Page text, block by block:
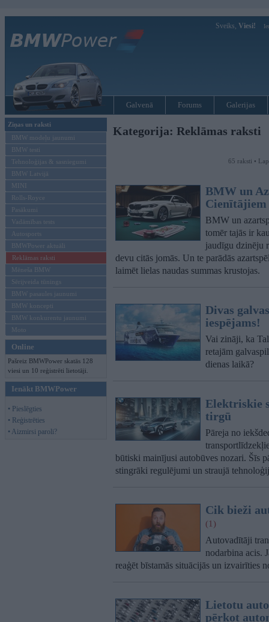
Sveiks, Viesi!
Galvenā Forums Galerijas
Ziņas un raksti
BMW modeļu jaunumi
BMW testi
Tehnoloģijas & sasniegumi
BMW Latvijā
MINI
Rolls-Royce
Pasākumi
Vadāmības tests
Autosports
BMWPower aktuāli
Reklāmas raksti
Mēneša BMW
Sērijveida tūnings
BMW pasaules jaunumi
BMW koncepti
BMW konkurentu jaunumi
Moto
Online
Pašreiz BMWPower skatās 128
viesi un 10 reģistrēti lietotāji.
Ienākt BMWPower
• Pieslēgties
• Reģistrēties
• Aizmirsi paroli?
Kategorija: Reklāmas raksti
65 raksti •
BMW un
Cienītājiem
BMW un
tomēr tajās ir
jaudīgu dzinēju
devu citās jomās. Un te parādās
laimēt lielas naudas summas krustojas.
Divas
iespējams!
Vai zināji, ka
retajām
dienas laikā?
Elektriskie
tirgū
Pāreja no
būtiski mainījusi autobūves nozari. Šīs
stingrāki regulējumi un straujā
Cik bieži
(1)
Autovadītāji
nodarbina acis.
reaģēt bīstamās situācijās un izvairīties
Lietotu
pērkot